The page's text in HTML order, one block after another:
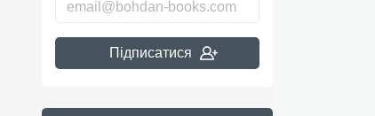
Підписатися